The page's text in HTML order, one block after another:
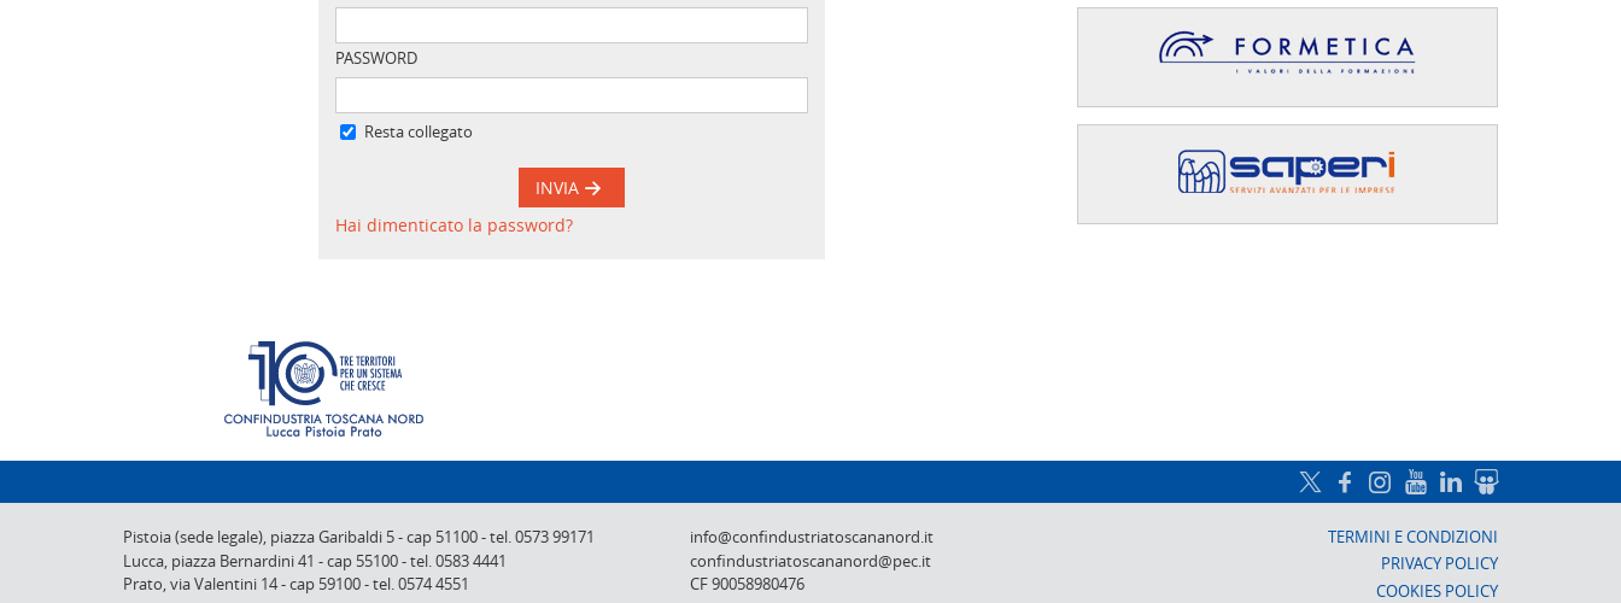
PASSWORD
Resta collegato
INVIA
Hai dimenticato la password?
Pistoia (sede legale), piazza Garibaldi 5-cap 51100-tel. 0573 99171
Lucca, piazza Bernardini 41 -cap 55100-tel. 0583 4441
Prato,via Valentini 14-cap 59100-tel. 0574 4551
info@confindustriatoscananord.it
confindustriatoscananord@pec.it
CF 90058980476
TERMINI E CONDIZIONI
PRIVACY POLICY
COOKIES POLICY